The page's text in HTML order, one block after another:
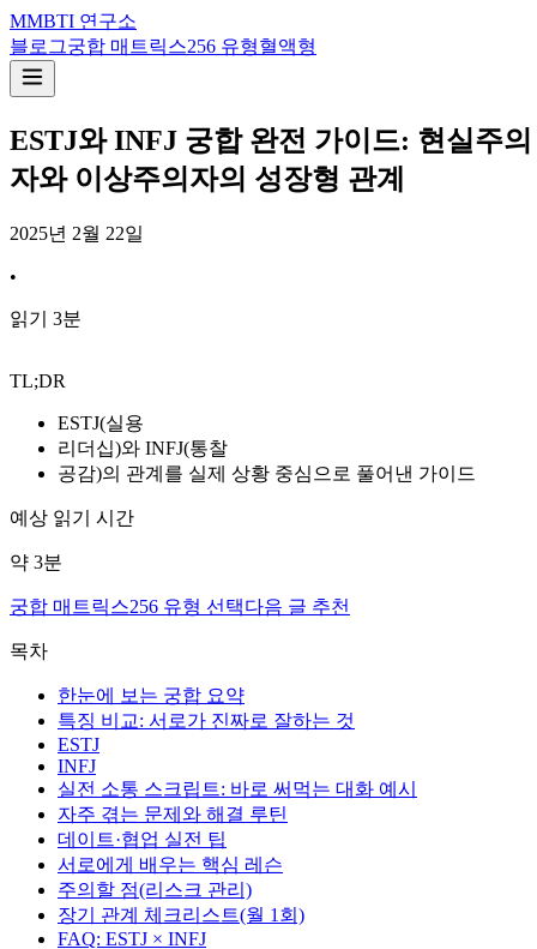
MMBTI 연구소
블로그궁합 매트릭스256 유형혈액형
ESTJ와 INFJ 궁합 완전 가이드: 현실주의
자와 이상주의자의 성장형 관계
2025년 2월 22일
•
읽기 3분
TL;DR
ESTJ(실용
리더십)와 INFJ(통찰
공감)의 관계를 실제 상황 중심으로 풀어낸 가이드
예상 읽기 시간
약 3분
궁합 매트릭스256 유형 선택다음 글 추천
목차
한눈에 보는 궁합 요약
특징 비교: 서로가 진짜로 잘하는 것
ESTJ
INFJ
실전 소통 스크립트: 바로 써먹는 대화 예시
자주 겪는 문제와 해결 루틴
데이트·협업 실전 팁
서로에게 배우는 핵심 레슨
주의할 점(리스크 관리)
장기 관계 체크리스트(월 1회)
FAQ: ESTJ × INFJ